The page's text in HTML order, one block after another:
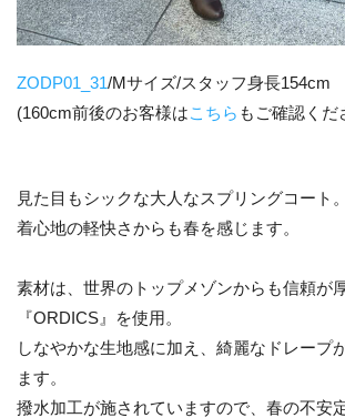
ZODP01_31/Mサイズ/スタッフ身長154cm
(160cm前後のお客様はこちら もご確認くだ
見た目もシックな大人なスプリングコート。
着心地の軽快さからも春を感じます。
素材は、世界のトップメゾンからも信頼が
『ORDICS』を使用。
しなやかな生地感に加え、綺麗なドレープ
ます。
撥水加工が施されていますので、春の不安